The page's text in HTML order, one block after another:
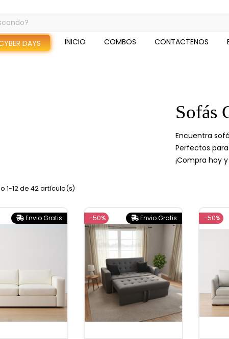
DAYS INICIO COMBOS CONTACTENOS
Sofás
Encuentra
Perfectos
¡Compra hoy
1-12 de 42 artículo(s)
Envio Gratis Envio Gratis
-50% -50%